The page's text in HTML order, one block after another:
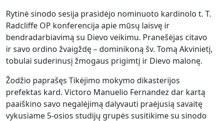
Rytinė sinodo sesija prasidėjo nominuoto kardinolo t. T.
Radcliffe OP konferencija apie mūsų laisvę ir
bendradarbiavimą su Dievo veikimu. Pranešėjas citavo
ir savo ordino žvaigždę – dominikoną šv. Tomą Akvinietį,
tobulai suderinusį žmogaus prigimtį ir Dievo malonę.
Žodžio paprašęs Tikėjimo mokymo dikasterijos
prefektas kard. Victoro Manuelio Fernandez dar kartą
paaiškino savo negalėjimą dalyvauti praėjusią savaitę
vykusiame 5-osios studijų grupės susitikime su sinodo